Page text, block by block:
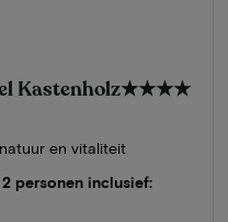
Kastenholz★★★★
en vitaliteit
personen inclusief: